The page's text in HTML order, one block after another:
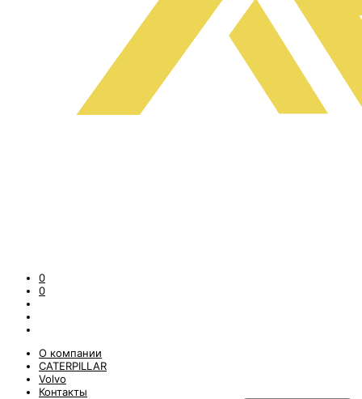
0
0
О компании
CATERPILLAR
Volvo
Контакты